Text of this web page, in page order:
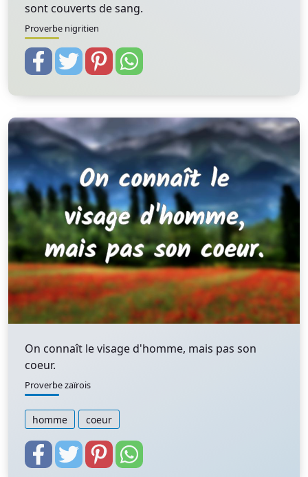
sont couverts de sang.
Proverbe nigritien
On connaît le visage d'homme, mais pas son
coeur.
Proverbe zaïrois
homme coeur